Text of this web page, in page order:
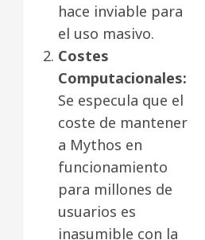
hace inviable para
el uso masivo.
Costes
Computacionales:
Se especula que el
coste de mantener
a Mythos en
funcionamiento
para millones de
usuarios es
inasumible con la